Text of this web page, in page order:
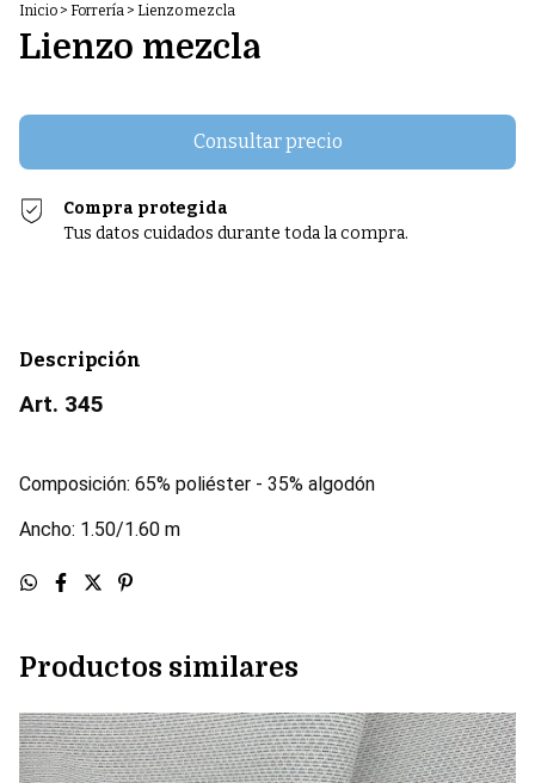
Inicio > Forrería > Lienzo mezcla
Lienzo mezcla
Compra protegida
Tus datos cuidados durante toda la compra.
Descripción
Art. 345
Composición: 65% poliéster - 35% algodón
Ancho: 1.50/1.60 m
Productos similares